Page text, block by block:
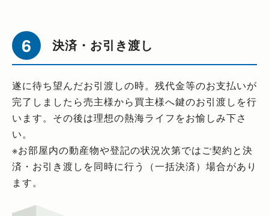
決済・お引き渡し
遂に待ち望んだお引渡しの時。残代金等のお支払いが
完了しましたら売主様から買主様へ鍵のお引渡しを行
います。その後は理想の熱海ライフをお愉しみ下さ
い。
※お部屋内の動産物や登記の状況次第ではご契約と決
済・お引き渡しを同時に行う（一括決済）場合があり
ます。